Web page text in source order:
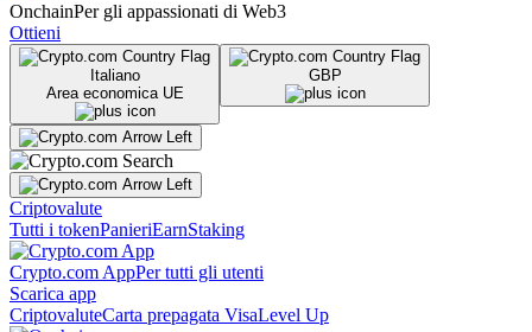
OnchainPer gli appassionati di Web3
Ottieni
Italiano
Area economica UE
GBP
Criptovalute
Tutti i tokenPanieriEarnStaking
Crypto.com AppPer tutti gli utenti
Scarica app
CriptovaluteCarta prepagata VisaLevel Up